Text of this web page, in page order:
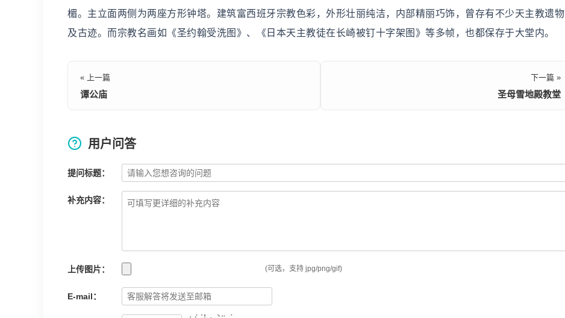
楣。主立面两侧为两座方形钟塔。建筑富西班牙宗教色彩，外形壮丽纯洁，内部精丽巧饰，曾存有不少天主教遗物
及古迹。而宗教名画如《圣约翰受洗图》、《日本天主教徒在长崎被钉十字架图》等多帧，也都保存于大堂内。
« 上一篇
谭公庙
下一篇 »
圣母雪地殿教堂
用户问答
提问标题：
补充内容：
上传图片： (可选，支持 jpg/png/gif)
E-mail：